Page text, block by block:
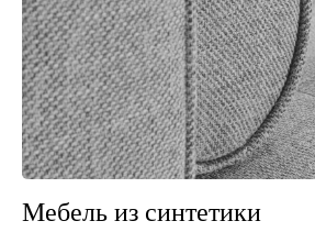
Мебель из флока